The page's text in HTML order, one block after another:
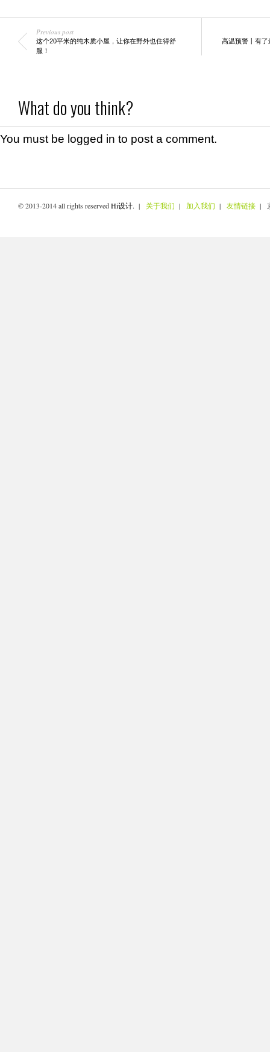
Previous post
这个20平米的纯木质小屋，让你在野外也住得舒
服！
高温预警丨有
What do you think?
You must be logged in to post a comment.
© 2013-2014 all rights reservedHi设计. | 关于我们 | 加入我们 | 友情链接 |